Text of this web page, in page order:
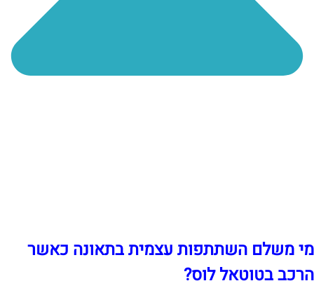
מי משלם השתתפות עצמית בתאונה כאשר
הרכב בטוטאל לוס?